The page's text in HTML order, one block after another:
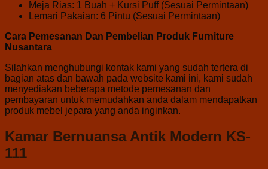
Meja Rias: 1 Buah + Kursi Puff (Sesuai Permintaan)
Lemari Pakaian: 6 Pintu (Sesuai Permintaan)
Cara Pemesanan Dan Pembelian Produk Furniture
Nusantara
Silahkan menghubungi kontak kami yang sudah tertera di
bagian atas dan bawah pada website kami ini, kami sudah
menyediakan beberapa metode pemesanan dan
pembayaran untuk memudahkan anda dalam mendapatkan
produk mebel jepara yang anda inginkan.
Kamar Bernuansa Antik Modern KS-
111